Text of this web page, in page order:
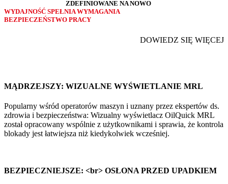
ZDEFINIOWANE NA NOWO
WYDAJNOŚĆ SPEŁNIA WYMAGANIA
BEZPIECZEŃSTWO PRACY
DOWIEDZ SIĘ WIĘCEJ
MĄDRZEJSZY: WIZUALNE WYŚWIETLANIE MRL
Popularny wśród operatorów maszyn i uznany przez ekspertów ds.
zdrowia i bezpieczeństwa: Wizualny wyświetlacz OilQuick MRL
został opracowany wspólnie z użytkownikami i sprawia, że kontrola
blokady jest łatwiejsza niż kiedykolwiek wcześniej.
BEZPIECZNIEJSZE: <br> OSŁONA PRZED UPADKIEM